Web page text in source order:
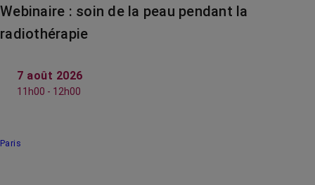
Webinaire : soin de la peau pendant la
radiothérapie
7 août 2026
11h00 - 12h00
Paris